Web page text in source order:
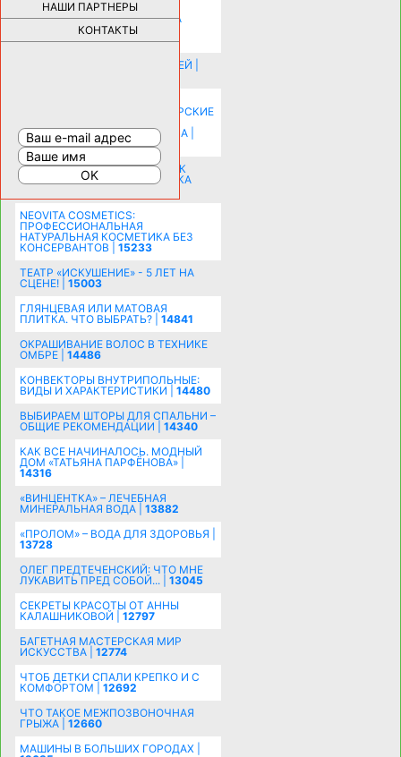
НАШИ ПАРТНЕРЫ
КОНТАКТЫ
НОВЫЕ РАЗРАБОТКИ ДЛЯ
ОЗДОРОВЛЕНИЯ ОРГАНИЗМА
ПЛАТФОРМА ШУМАННА 3Д И
КАПСУЛА ЗДОРОВЬЯ |28296
ИСТОРИЯ НАКЛАДНЫХ НОГТЕЙ |
КОМНАТУ: ХИТРЫЕ ДИЗАЙНЕРСКИЕ
РАСШИРЕНИЯ ПРОСТРАНСТВА |
16206
СОБИРАЕМСЯ НА ПРАЗДНИК К
МОЛОДОЖЕНАМ: ПОДГОТОВКА
NEOVITA COSMETICS:
ПРОФЕССИОНАЛЬНАЯ
НАТУРАЛЬНАЯ КОСМЕТИКА БЕЗ
КОНСЕРВАНТОВ | 15233
ТЕАТР «ИСКУШЕНИЕ» - 5 ЛЕТ НА
СЦЕНЕ! | 15003
ГЛЯНЦЕВАЯ ИЛИ МАТОВАЯ
ПЛИТКА. ЧТО ВЫБРАТЬ? | 14841
ОКРАШИВАНИЕ ВОЛОС В ТЕХНИКЕ
ОМБРЕ | 14486
КОНВЕКТОРЫ ВНУТРИПОЛЬНЫЕ:
ВИДЫ И ХАРАКТЕРИСТИКИ | 14480
ВЫБИРАЕМ ШТОРЫ ДЛЯ СПАЛЬНИ –
ОБЩИЕ РЕКОМЕНДАЦИИ | 14340
КАК ВСЕ НАЧИНАЛОСЬ. МОДНЫЙ
ДОМ «ТАТЬЯНА ПАРФЁНОВА» |
14316
«ВИНЦЕНТКА» – ЛЕЧЕБНАЯ
МИНЕРАЛЬНАЯ ВОДА | 13882
«ПРОЛОМ» – ВОДА ДЛЯ ЗДОРОВЬЯ |
13728
ОЛЕГ ПРЕДТЕЧЕНСКИЙ: ЧТО МНЕ
ЛУКАВИТЬ ПРЕД СОБОЙ... | 13045
СЕКРЕТЫ КРАСОТЫ ОТ АННЫ
КАЛАШНИКОВОЙ | 12797
БАГЕТНАЯ МАСТЕРСКАЯ МИР
ИСКУССТВА | 12774
ЧТОБ ДЕТКИ СПАЛИ КРЕПКО И С
КОМФОРТОМ | 12692
ЧТО ТАКОЕ МЕЖПОЗВОНОЧНАЯ
ГРЫЖА | 12660
МАШИНЫ В БОЛЬШИХ ГОРОДАХ |